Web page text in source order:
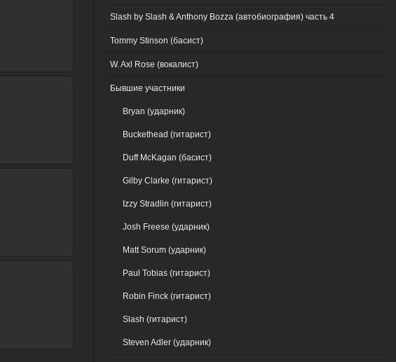
Slash by Slash & Anthony Bozza (автобиография) часть 4
Tommy Stinson (басист)
W. Axl Rose (вокалист)
Бывшие участники
Bryan (ударник)
Buckethead (гитарист)
Duff McKagan (басист)
Gilby Clarke (гитарист)
Izzy Stradlin (гитарист)
Josh Freese (ударник)
Matt Sorum (ударник)
Paul Tobias (гитарист)
Robin Finck (гитарист)
Slash (гитарист)
Steven Adler (ударник)